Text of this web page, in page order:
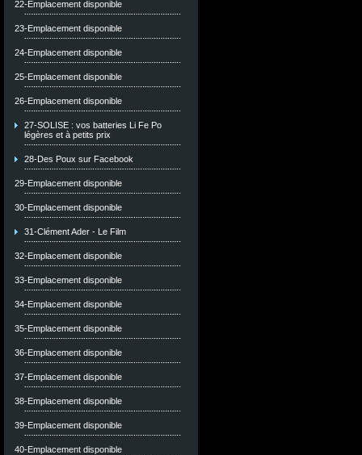
22-Emplacement disponible
23-Emplacement disponible
24-Emplacement disponible
25-Emplacement disponible
26-Emplacement disponible
27-SOLISE : vos batteries Li Fe Po
légères et à petits prix
28-Des Poux sur Facebook
29-Emplacement disponible
30-Emplacement disponible
31-Clément Ader - Le Film
32-Emplacement disponible
33-Emplacement disponible
34-Emplacement disponible
35-Emplacement disponible
36-Emplacement disponible
37-Emplacement disponible
38-Emplacement disponible
39-Emplacement disponible
40-Emplacement disponible